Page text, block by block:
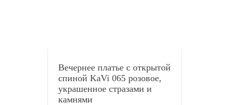
Вечернее платье с открытой
спиной KaVi 065 розовое,
украшенное стразами и
камнями